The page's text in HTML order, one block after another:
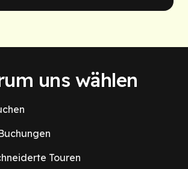
uns wählen
Touren